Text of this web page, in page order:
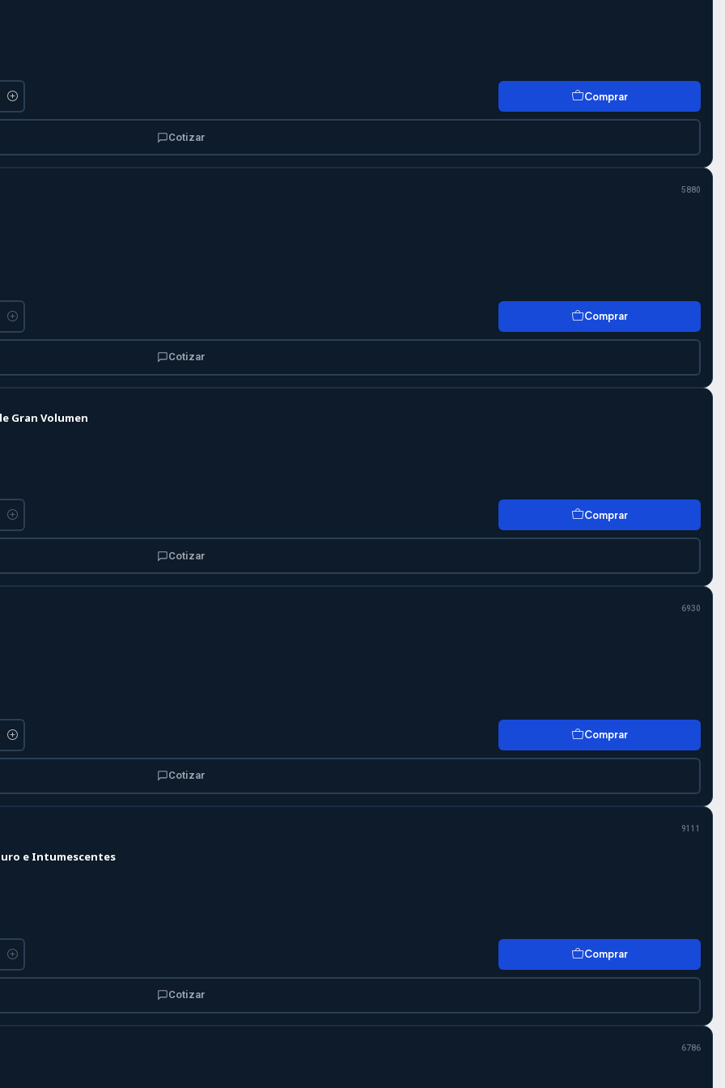
Comprar
Cotizar
5880
Comprar
Cotizar
Gran Volumen
Comprar
Cotizar
6930
Comprar
Cotizar
9111
e Intumescentes
Comprar
Cotizar
6786